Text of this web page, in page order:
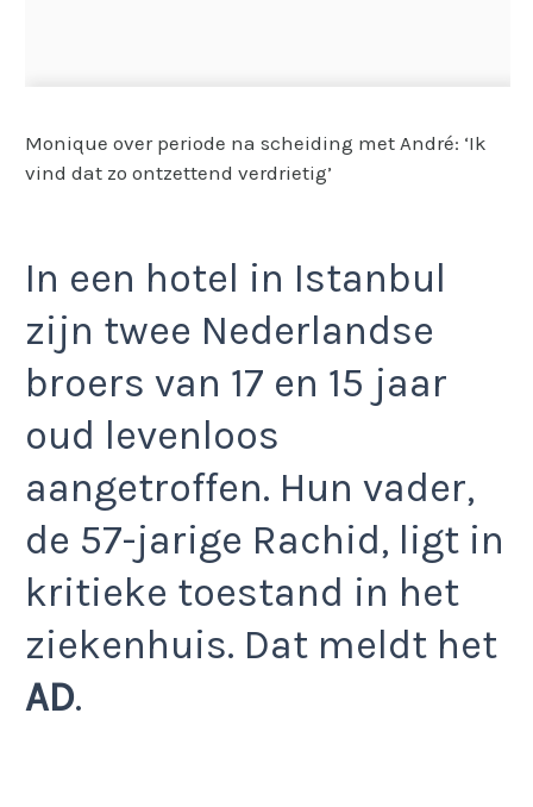
Monique over periode na scheiding met André: ‘Ik
vind dat zo ontzettend verdrietig’
In een hotel in Istanbul
zijn twee Nederlandse
broers van 17 en 15 jaar
oud levenloos
aangetroffen. Hun vader,
de 57-jarige Rachid, ligt in
kritieke toestand in het
ziekenhuis. Dat meldt het
AD.